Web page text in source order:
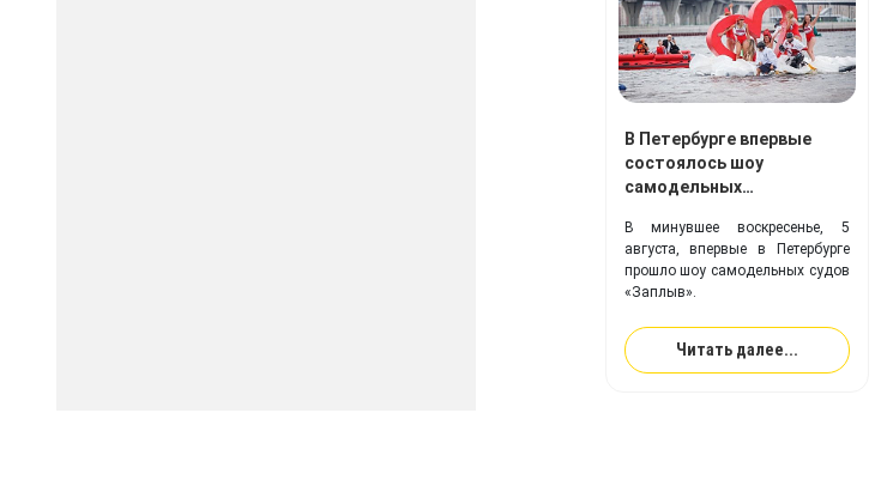
В Петербурге впервые
состоялось шоу
самодельных
конструкций «Заплыв»
В минувшее воскресенье, 5
августа, впервые в Петербурге
прошло шоу самодельных судов
«Заплыв».
Читать далее...